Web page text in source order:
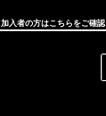
入者の方はこちらをご確